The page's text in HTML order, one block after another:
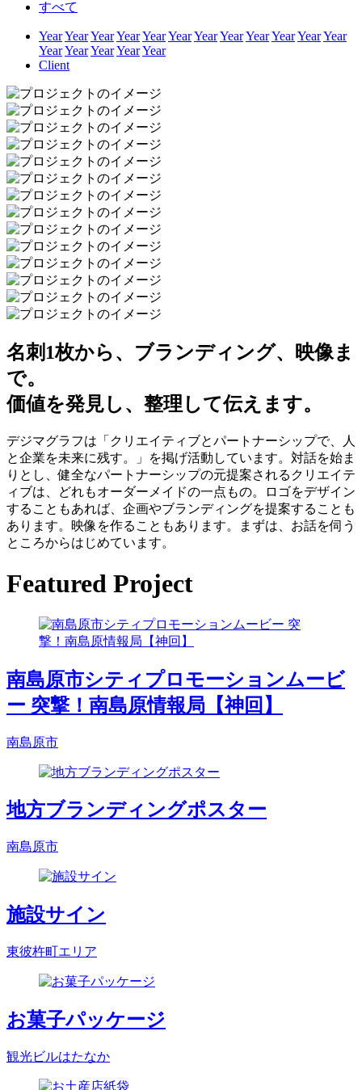
すべて
YearYearYearYearYearYearYearYearYearYearYearYear
YearYearYearYearYear
Client
名刺1枚から、ブランディング、映像ま
で。
価値を発見し、整理して伝えます。
デジマグラフは「クリエイティブとパートナーシップで、人
と企業を未来に残す。」を掲げ活動しています。対話を始ま
りとし、健全なパートナーシップの元提案されるクリエイテ
ィブは、どれもオーダーメイドの一点もの。ロゴをデザイン
することもあれば、企画やブランディングを提案することも
あります。映像を作ることもあります。まずは、お話を伺う
ところからはじめています。
Featured Project
南島原市シティプロモーションムービ
ー 突撃！南島原情報局【神回】
南島原市
地方ブランディングポスター
南島原市
施設サイン
東彼杵町エリア
お菓子パッケージ
観光ビルはたなか